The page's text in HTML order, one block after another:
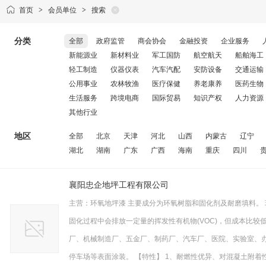
首页 > 会员单位 > 搜索
分类 全部 政府监管 商会协会 金融投资 企业服务
新能源业
新材料业 军工国防 航空航天
船舶海工
轻工制造
仪器仪表 汽车汽配 安防设备
交通运输
公用事业
农林牧渔 医疗保健 养老康养
医药生物
生活服务
跨境电商 国际贸易 知识产权
人力资源
其他行业
地区 全部 北京 天津 河北 山西 内蒙古
辽宁
湖北
湖南 广东 广西 海南 重庆 四川
襄阳忠企地坪工程有限公司
主营：环氧地坪漆 主要成分为环氧树脂和固化剂及耐磨填料
固化过程中会排放一定量的挥发性有机物(VOC)，但成本比
厂、机械制造厂、五金厂、制药厂、汽车厂、医院、实验室
停车场等表面涂装。 【特性】 1、耐燃性优异、对混凝土附着